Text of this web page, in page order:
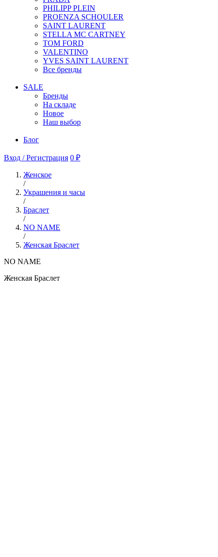
PHILIPP PLEIN
PROENZA SCHOULER
SAINT LAURENT
STELLA MC CARTNEY
TOM FORD
VALENTINO
YVES SAINT LAURENT
Все бренды
SALE
Бренды
На складе
Новое
Наш выбор
Блог
Вход / Регистрация 0 ₽
Женское
/
Украшения и часы
/
Браслет
/
NO NAME
/
Женская Браслет
NO NAME
Женская Браслет